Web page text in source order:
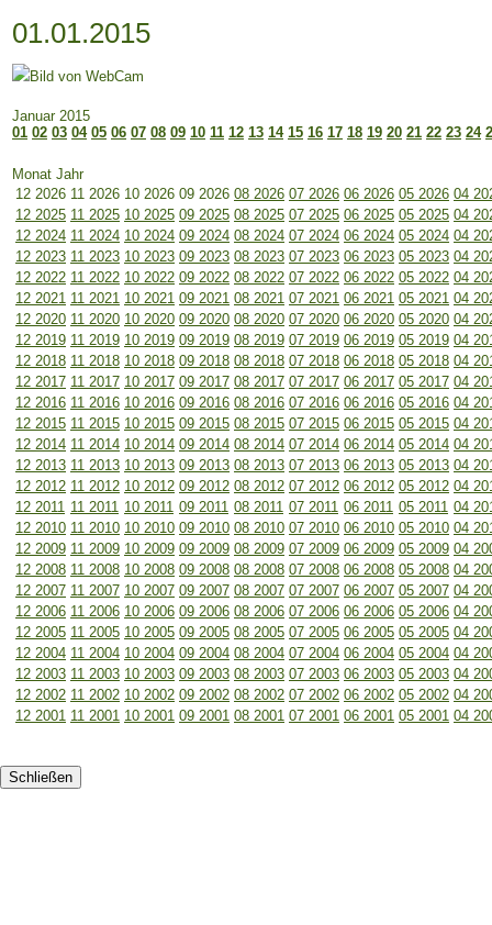
01.01.2015
Januar 2015
01 02 03 04 05 06 07 08 09 10 11 12 13 14 15 16 17 18 19 20 21 22 23 24
Monat Jahr
12 2026 11 2026 10 2026 09 2026 08 2026 07 2026 06 2026 05 2026 04
12 2025 11 2025 10 2025 09 2025 08 2025 07 2025 06 2025 05 2025 04
12 2024 11 2024 10 2024 09 2024 08 2024 07 2024 06 2024 05 2024 04
12 2023 11 2023 10 2023 09 2023 08 2023 07 2023 06 2023 05 2023 04
12 2022 11 2022 10 2022 09 2022 08 2022 07 2022 06 2022 05 2022 04
12 2021 11 2021 10 2021 09 2021 08 2021 07 2021 06 2021 05 2021 04
12 2020 11 2020 10 2020 09 2020 08 2020 07 2020 06 2020 05 2020 04
12 2019 11 2019 10 2019 09 2019 08 2019 07 2019 06 2019 05 2019 04
12 2018 11 2018 10 2018 09 2018 08 2018 07 2018 06 2018 05 2018 04
12 2017 11 2017 10 2017 09 2017 08 2017 07 2017 06 2017 05 2017 04
12 2016 11 2016 10 2016 09 2016 08 2016 07 2016 06 2016 05 2016 04
12 2015 11 2015 10 2015 09 2015 08 2015 07 2015 06 2015 05 2015 04
12 2014 11 2014 10 2014 09 2014 08 2014 07 2014 06 2014 05 2014 04
12 2013 11 2013 10 2013 09 2013 08 2013 07 2013 06 2013 05 2013 04
12 2012 11 2012 10 2012 09 2012 08 2012 07 2012 06 2012 05 2012 04
12 2011 11 2011 10 2011 09 2011 08 2011 07 2011 06 2011 05 2011 04
12 2010 11 2010 10 2010 09 2010 08 2010 07 2010 06 2010 05 2010 04
12 2009 11 2009 10 2009 09 2009 08 2009 07 2009 06 2009 05 2009 04
12 2008 11 2008 10 2008 09 2008 08 2008 07 2008 06 2008 05 2008 04
12 2007 11 2007 10 2007 09 2007 08 2007 07 2007 06 2007 05 2007 04
12 2006 11 2006 10 2006 09 2006 08 2006 07 2006 06 2006 05 2006 04
12 2005 11 2005 10 2005 09 2005 08 2005 07 2005 06 2005 05 2005 04
12 2004 11 2004 10 2004 09 2004 08 2004 07 2004 06 2004 05 2004 04
12 2003 11 2003 10 2003 09 2003 08 2003 07 2003 06 2003 05 2003 04
12 2002 11 2002 10 2002 09 2002 08 2002 07 2002 06 2002 05 2002 04
12 2001 11 2001 10 2001 09 2001 08 2001 07 2001 06 2001 05 2001 04